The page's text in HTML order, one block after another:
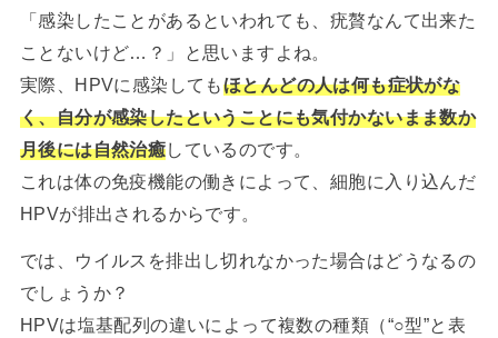
「感染したことがあるといわれても、疣贅なんて出来た
ことないけど…？」と思いますよね。
実際、HPVに感染してもほとんどの人は何も症状がな
く、自分が感染したということにも気付かないまま数か
月後には自然治癒しているのです。
これは体の免疫機能の働きによって、細胞に入り込んだ
HPVが排出されるからです。
では、ウイルスを排出し切れなかった場合はどうなるの
でしょうか？
HPVは塩基配列の違いによって複数の種類（“○型”と表